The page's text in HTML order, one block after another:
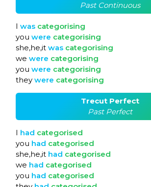
Past Continuous
I was categorising
you were categorising
she,he,it was categorising
we were categorising
you were categorising
they were categorising
Trecut Perfect
Past Perfect
I had categorised
you had categorised
she,he,it had categorised
we had categorised
you had categorised